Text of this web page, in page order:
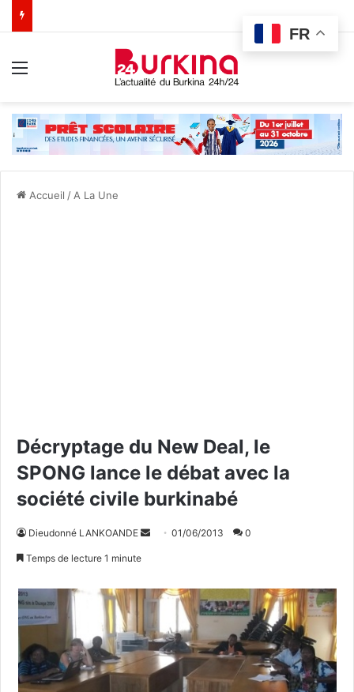
Accueil / A La Une
Décryptage du New Deal, le
SPONG lance le débat avec la
société civile burkinabé
Dieudonné LANKOANDE
o
r
01/06/2013 0
Temps de lecture 1 minute
FR